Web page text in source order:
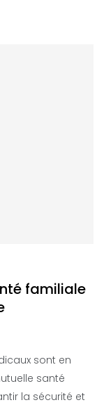
familiale
sont en
santé
la sécurité et